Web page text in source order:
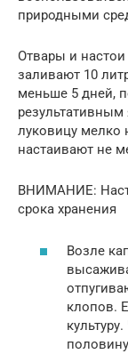
природными
Отвары и
заливают 10
меньше 5 дней,
луковицу мелко
настаивают не
ВНИМАНИЕ:
срока хранения
Возле
клопов.